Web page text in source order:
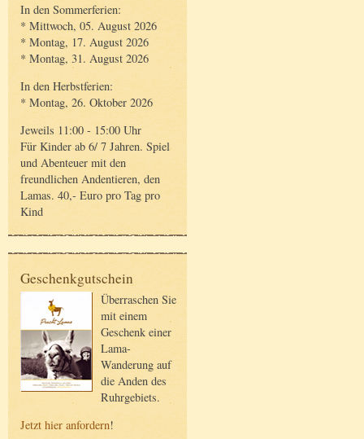
In den Sommerferien:
* Mittwoch, 05. August 2026
* Montag, 17. August 2026
* Montag, 31. August 2026
In den Herbstferien:
* Montag, 26. Oktober 2026
Jeweils 11:00 - 15:00 Uhr
Für Kinder ab 6/ 7 Jahren. Spiel
und Abenteuer mit den
freundlichen Andentieren, den
Lamas. 40,- Euro pro Tag pro
Kind
Geschenkgutschein
Überraschen Sie
mit einem
Geschenk einer
Lama-
Wanderung auf
die Anden des
Ruhrgebiets.
Jetzt hier anfordern!